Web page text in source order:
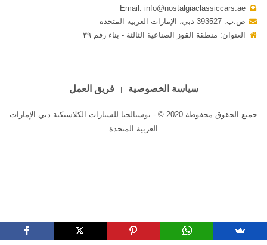
ص.ب: 393527 دبي، الإمارات العربية المتحدة
العنوان: منطقة القوز الصناعية الثالثة - بناء رقم ٣٩
سياسة الخصوصية فريق العمل
جميع الحقوق محفوظة 2020 © - نوستالجيا للسيارات الكلاسيكية دبي الإمارات
العربية المتحدة